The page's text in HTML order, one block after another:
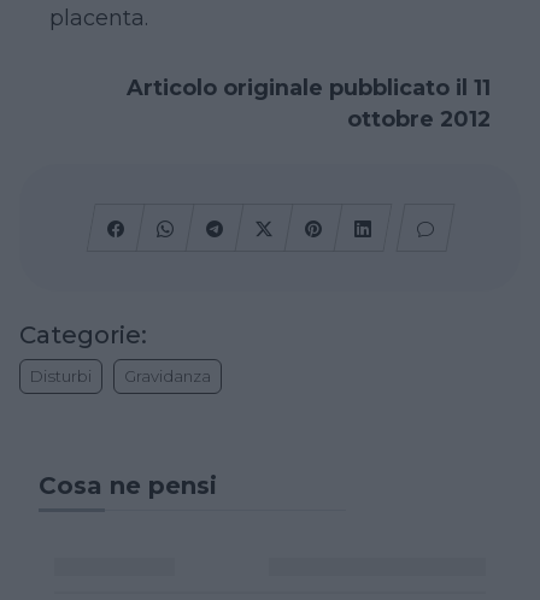
placenta.
Articolo originale pubblicato il 11
ottobre 2012
Categorie:
Disturbi Gravidanza
Cosa ne pensi